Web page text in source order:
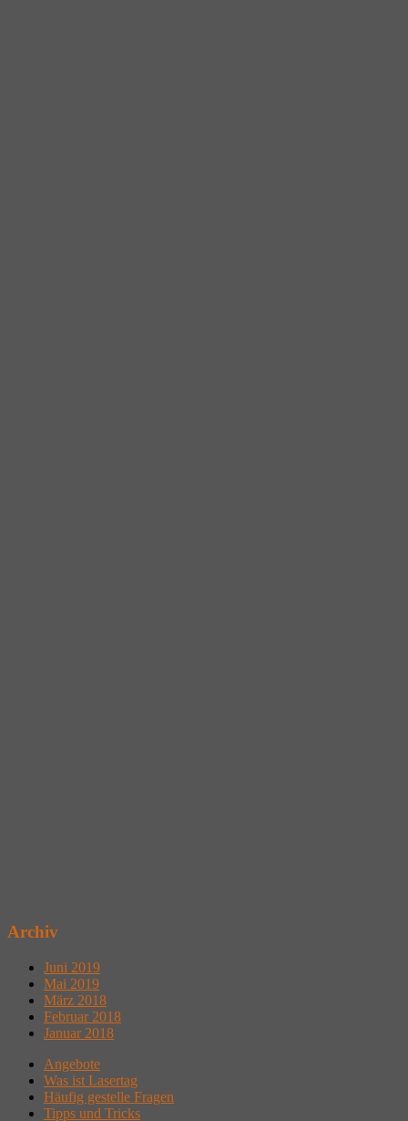
Archiv
Juni 2019
Mai 2019
März 2018
Februar 2018
Januar 2018
Angebote
Was ist Lasertag
Häufig gestelle Fragen
Tipps und Tricks